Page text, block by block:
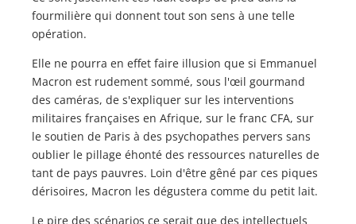
fourmilière qui donnent tout son sens à une telle
opération.
Elle ne pourra en effet faire illusion que si Emmanuel
Macron est rudement sommé, sous l'œil gourmand
des caméras, de s'expliquer sur les interventions
militaires françaises en Afrique, sur le franc CFA, sur
le soutien de Paris à des psychopathes pervers sans
oublier le pillage éhonté des ressources naturelles de
tant de pays pauvres. Loin d'être gêné par ces piques
dérisoires, Macron les dégustera comme du petit lait.
Le pire des scénarios ce serait que des intellectuels